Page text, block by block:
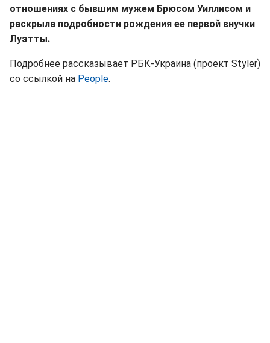
отношениях с бывшим мужем Брюсом Уиллисом и
раскрыла подробности рождения ее первой внучки
Луэтты.
Подробнее рассказывает РБК-Украина (проект Styler)
со ссылкой на People.